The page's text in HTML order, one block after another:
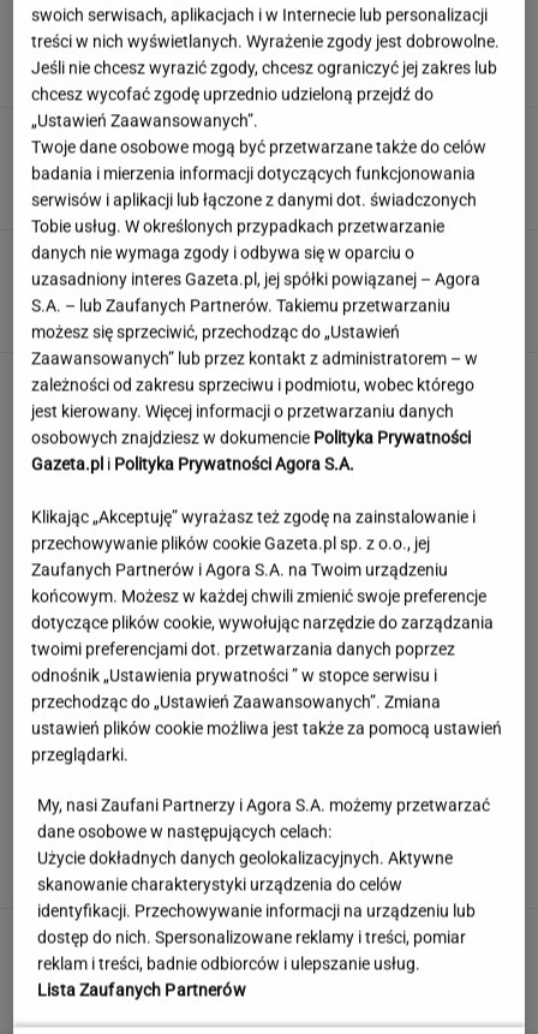
Trump skomentował negocjacje ws.wojny w
Ukrainie. "Są już pewne postępy"
Księżniczka musi iść do wojska. Tyle czasu
spędzi w armii
Urzędnicy pukają do domów. Chcą paragonów
MATERIAŁ PROMOCYJNY
Córka Cruise'a i Holmes zagrała w teatrze.
Tyle osób przyszło na jej występ
Rekord padł w niewielkim stawie. Taki okaz
trafia się bardzo rzadko
swoich serwisach, aplikacjach i w Internecie lub personalizacji
treści w nich wyświetlanych. Wyrażenie zgody jest dobrowolne.
Jeśli nie chcesz wyrazić zgody, chcesz ograniczyć jej zakres lub
chcesz wycofać zgodę uprzednio udzieloną przejdź do
„Ustawień Zaawansowanych”.
Twoje dane osobowe mogą być przetwarzane także do celów
badania i mierzenia informacji dotyczących funkcjonowania
serwisów i aplikacji lub łączone z danymi dot. świadczonych
Tobie usług. W określonych przypadkach przetwarzanie
danych nie wymaga zgody i odbywa się w oparciu o
uzasadniony interes Gazeta.pl, jej spółki powiązanej – Agora
S.A. – lub Zaufanych Partnerów. Takiemu przetwarzaniu
możesz się sprzeciwić, przechodząc do „Ustawień
Zaawansowanych” lub przez kontakt z administratorem – w
zależności od zakresu sprzeciwu i podmiotu, wobec którego
jest kierowany. Więcej informacji o przetwarzaniu danych
osobowych znajdziesz w dokumencie Polityka Prywatności
Gazeta.pl i Polityka Prywatności Agora S.A.
Klikając „Akceptuję” wyrażasz też zgodę na zainstalowanie i
przechowywanie plików cookie Gazeta.pl sp. z o.o., jej
Zaufanych Partnerów i Agora S.A. na Twoim urządzeniu
końcowym. Możesz w każdej chwili zmienić swoje preferencje
dotyczące plików cookie, wywołując narzędzie do zarządzania
twoimi preferencjami dot. przetwarzania danych poprzez
odnośnik „Ustawienia prywatności ” w stopce serwisu i
przechodząc do „Ustawień Zaawansowanych”. Zmiana
ustawień plików cookie możliwa jest także za pomocą ustawień
przeglądarki.
My, nasi Zaufani Partnerzy i Agora S.A. możemy przetwarzać
dane osobowe w następujących celach:
Użycie dokładnych danych geolokalizacyjnych. Aktywne
skanowanie charakterystyki urządzenia do celów
identyfikacji. Przechowywanie informacji na urządzeniu lub
dostęp do nich. Spersonalizowane reklamy i treści, pomiar
reklam i treści, badnie odbiorców i ulepszanie usług.
Lista Zaufanych Partnerów